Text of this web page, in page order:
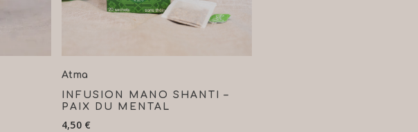
Atma
INFUSION MANO SHANTI –
PAIX DU MENTAL
4,50 €